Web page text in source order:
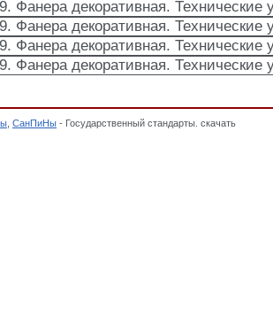
СанПиНы - Государственный стандарты. скачать